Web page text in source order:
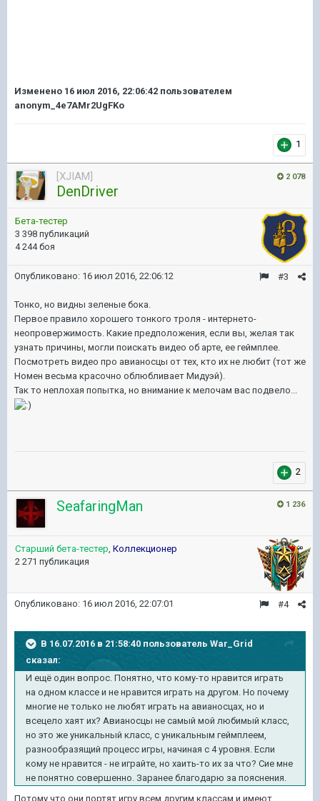
Изменено 16 июл 2016, 22:06:42 пользователем
anonym_4e7AMr2UgFKo
1
2 078
[XJIAM]
DenDriver
Бета-тестер
3 398 публикаций
4 244 боя
#3
Опубликовано: 16 июл 2016, 22:06:12
Тонко, но видны зеленые бока.
Первое правило хорошего тонкого троля - интернето-
неопровержимость. Какие предположения, если вы, желая так
узнать причины, могли поискать видео об арте, ее геймплее.
Посмотреть видео про авианосцы от тех, кто их не любит (тот же
Номен весьма красочно облюбливает Мидуэй).
Так то неплохая попытка, но внимание к мелочам вас подвело...
2
1 236
SeafaringMan
Старший бета-тестер, Коллекционер
2 271 публикация
#4
Опубликовано: 16 июл 2016, 22:07:01
В 16.07.2016 в 21:58:40 пользователь War_Grid
сказал:
И ещё один вопрос. Понятно, что кому-то нравится играть
на одном классе и не нравится играть на другом. Но почему
многие не только не любят играть на авианосцах, но и
всецело хаят их? Авианосцы не самый мой любимый класс,
но это же уникальный класс, с уникальным геймплеем,
разнообразящий процесс игры, начиная с 4 уровня. Если
кому не нравится - не играйте, но хаить-то их за что? Сие мне
не понятно совершенно. Заранее благодарю за пояснения.
Потому что они портят игру всем другим классам и имеют